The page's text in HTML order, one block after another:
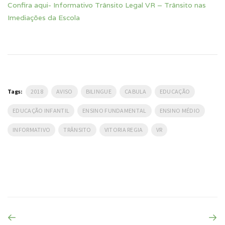
Confira aqui- Informativo Trânsito Legal VR – Trânsito nas
Imediações da Escola
Tags: 2018 AVISO BILINGUE CABULA EDUCAÇÃO
EDUCAÇÃO INFANTIL ENSINO FUNDAMENTAL ENSINO MÉDIO
INFORMATIVO TRÂNSITO VITORIA REGIA VR